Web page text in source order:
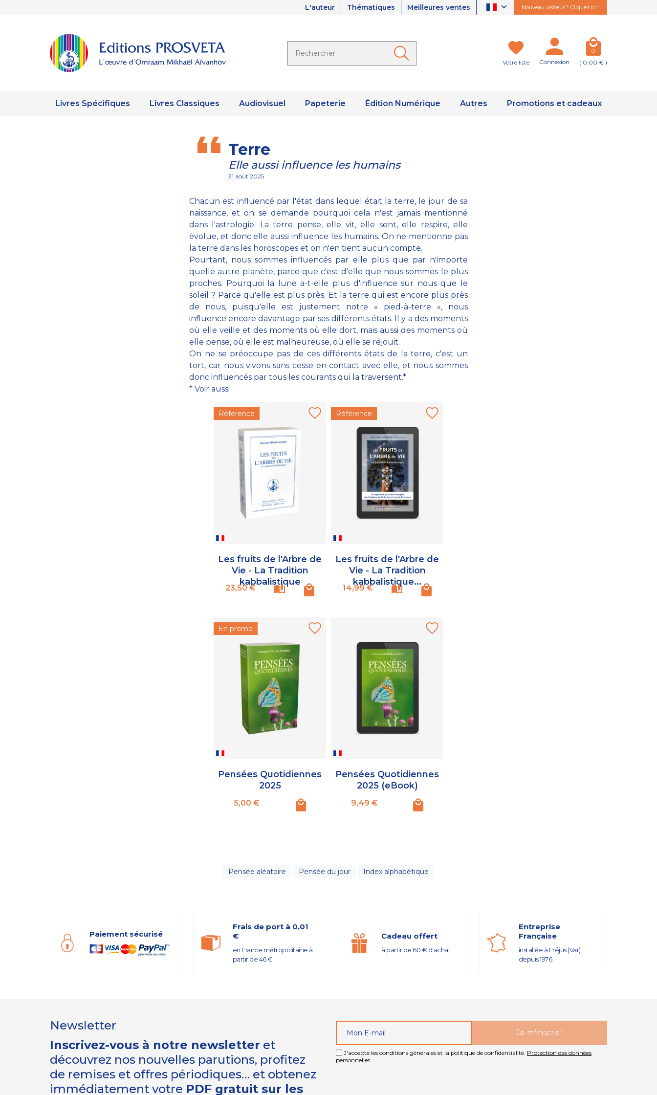
L'auteur Thématiques Meilleures ventes Nouveau visiteur ? Cliquez ici !
Votre liste Connexion
0
( 0,00 € )
Livres Spécifiques Livres Classiques Audiovisuel Papeterie Édition Numérique Autres Promotions et cadeaux
Terre
Elle aussi influence les humains
31 août 2025
Chacun est influencé par l'état dans lequel était la terre, le jour de sa
naissance, et on se demande pourquoi cela n'est jamais mentionné
dans l'astrologie. La terre pense, elle vit, elle sent, elle respire, elle
évolue, et donc elle aussi influence les humains. On ne mentionne pas
la terre dans les horoscopes et on n'en tient aucun compte.
Pourtant, nous sommes influencés par elle plus que par n'importe
quelle autre planète, parce que c'est d'elle que nous sommes le plus
proches. Pourquoi la lune a-t-elle plus d'influence sur nous que le
soleil ? Parce qu'elle est plus près. Et la terre qui est encore plus près
de nous, puisqu'elle est justement notre « pied-à-terre », nous
influence encore davantage par ses différents états. Il y a des moments
où elle veille et des moments où elle dort, mais aussi des moments où
elle pense, où elle est malheureuse, où elle se réjouit.
On ne se préoccupe pas de ces différents états de la terre, c'est un
tort, car nous vivons sans cesse en contact avec elle, et nous sommes
donc influencés par tous les courants qui la traversent.*
* Voir aussi
Référence
Les fruits de l'Arbre de
Vie - La Tradition
kabbalistique
Prix
23,50 €
Référence
Les fruits de l'Arbre de
Vie - La Tradition
kabbalistique...
Prix
14,99 €
En promo
Pensées Quotidiennes
2025
Prix
5,00 €
Pensées Quotidiennes
2025 (eBook)
Prix
9,49 €
Pensée aléatoire Pensée du jour Index alphabétique
Paiement sécurisé
Frais de port à 0,01
€
en France métropolitaine à
partir de 46 €
Cadeau offert
à partir de 60 € d'achat
Entreprise
Française
installée à Fréjus (Var)
depuis 1976
Newsletter
Inscrivez-vous à notre newsletter et
découvrez nos nouvelles parutions, profitez
de remises et offres périodiques… et obtenez
immédiatement votre PDF gratuit sur les
J'accepte les conditions générales et la politique de confidentialité. Protection des données
personnelles